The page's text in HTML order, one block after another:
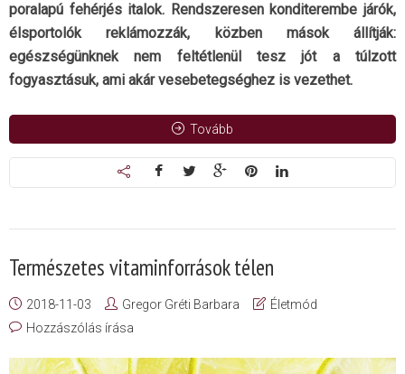
poralapú fehérjés italok. Rendszeresen konditerembe járók,
élsportolók reklámozzák, közben mások állítják:
egészségünknek nem feltétlenül tesz jót a túlzott
fogyasztásuk, ami akár vesebetegséghez is vezethet.
Tovább
Természetes vitaminforrások télen
2018-11-03 Gregor Gréti Barbara
Életmód
Hozzászólás írása